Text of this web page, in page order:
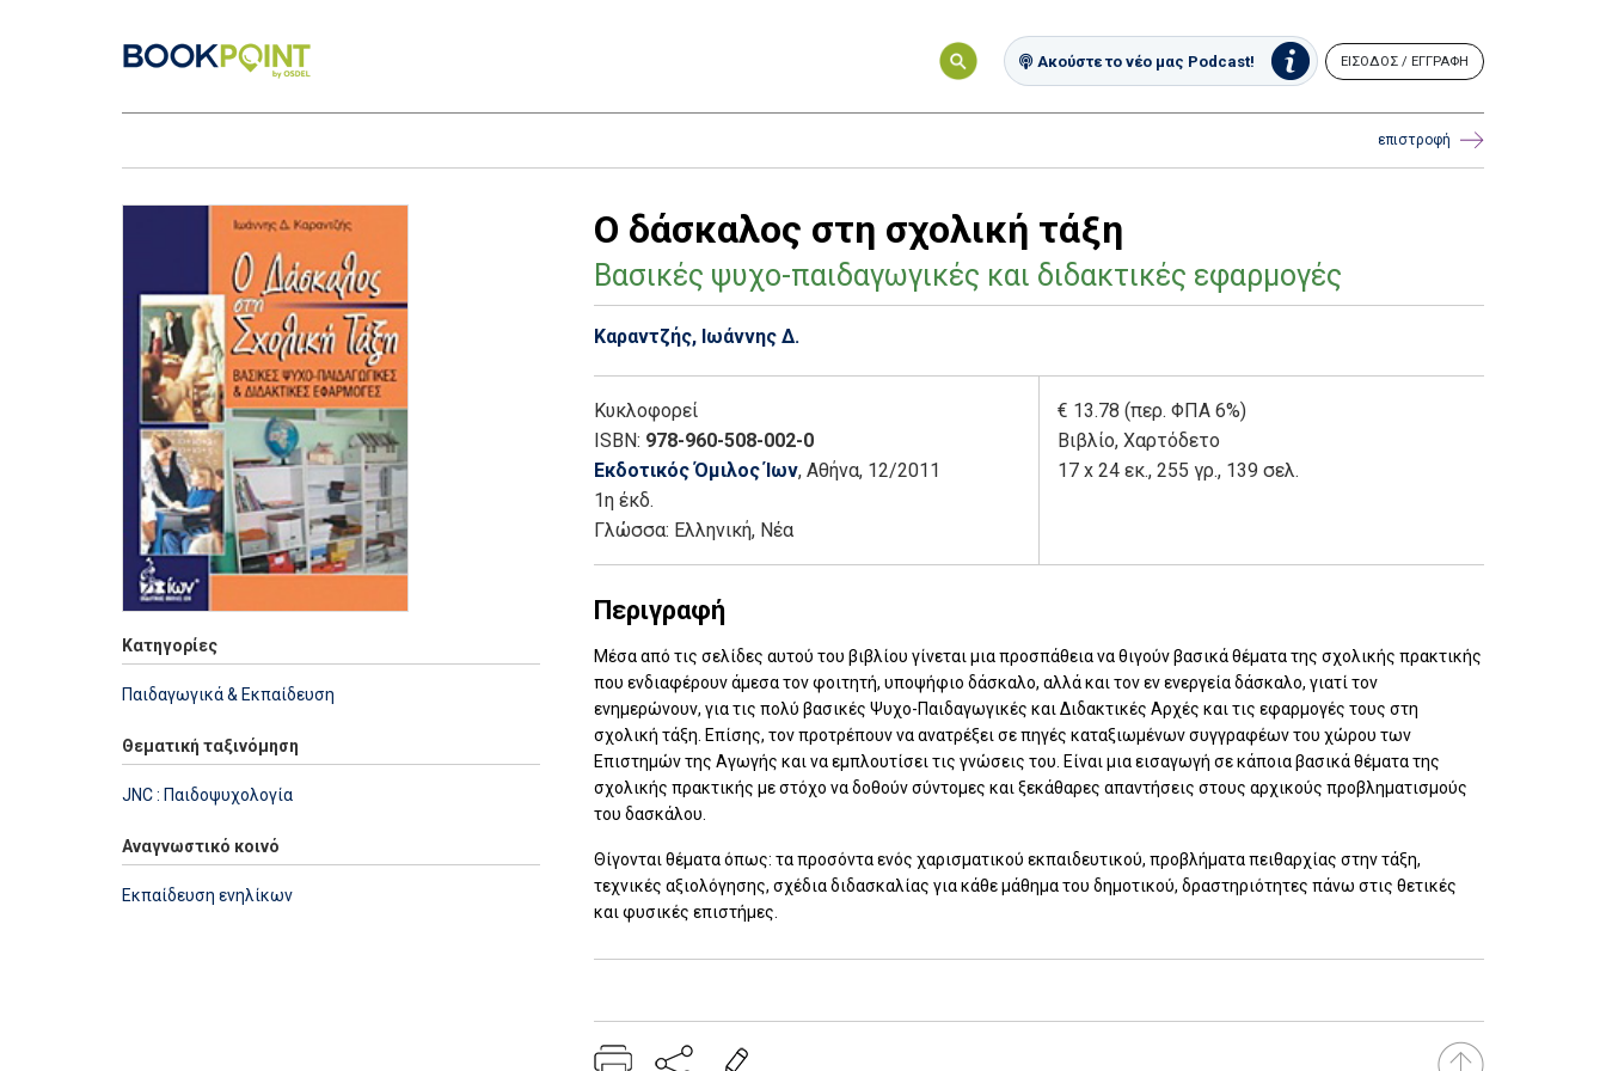
Ακούστε το νέο μας Podcast! ΕΙΣΟΔΟΣ / ΕΓΓΡΑΦΗ
επιστροφή
Κατηγορίες
Παιδαγωγικά & Εκπαίδευση
Θεματική ταξινόμηση
JNC : Παιδοψυχολογία
Αναγνωστικό κοινό
Εκπαίδευση ενηλίκων
Ο δάσκαλος στη σχολική τάξη
Βασικές ψυχο-παιδαγωγικές και διδακτικές εφαρμογές
Καραντζής, Ιωάννης Δ.
Κυκλοφορεί
ISBN: 978-960-508-002-0
Εκδοτικός Όμιλος Ίων, Αθήνα, 12/2011
1η έκδ.
Γλώσσα: Ελληνική, Νέα
€ 13.78 (περ. ΦΠΑ 6%)
Βιβλίο, Χαρτόδετο
17 x 24 εκ., 255 γρ., 139 σελ.
Περιγραφή
Μέσα από τις σελίδες αυτού του βιβλίου γίνεται μια προσπάθεια να θιγούν βασικά θέματα της σχολικής πρακτικής
που ενδιαφέρουν άμεσα τον φοιτητή, υποψήφιο δάσκαλο, αλλά και τον εν ενεργεία δάσκαλο, γιατί τον
ενημερώνουν, για τις πολύ βασικές Ψυχο-Παιδαγωγικές και Διδακτικές Αρχές και τις εφαρμογές τους στη
σχολική τάξη. Επίσης, τον προτρέπουν να ανατρέξει σε πηγές καταξιωμένων συγγραφέων του χώρου των
Επιστημών της Αγωγής και να εμπλουτίσει τις γνώσεις του. Είναι μια εισαγωγή σε κάποια βασικά θέματα της
σχολικής πρακτικής με στόχο να δοθούν σύντομες και ξεκάθαρες απαντήσεις στους αρχικούς προβληματισμούς
του δασκάλου.
Θίγονται θέματα όπως: τα προσόντα ενός χαρισματικού εκπαιδευτικού, προβλήματα πειθαρχίας στην τάξη,
τεχνικές αξιολόγησης, σχέδια διδασκαλίας για κάθε μάθημα του δημοτικού, δραστηριότητες πάνω στις θετικές
και φυσικές επιστήμες.